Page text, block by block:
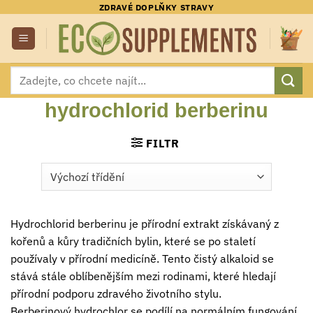
obsah
ZDRAVÉ DOPLŇKY STRAVY
Hledat:
hydrochlorid berberinu
FILTR
Hydrochlorid berberinu je přírodní extrakt získávaný z
kořenů a kůry tradičních bylin, které se po staletí
používaly v přírodní medicíně. Tento čistý alkaloid se
stává stále oblíbenějším mezi rodinami, které hledají
přírodní podporu zdravého životního stylu.